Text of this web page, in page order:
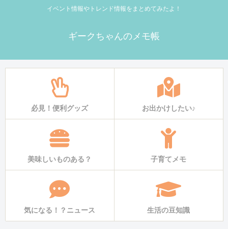
イベント情報やトレンド情報をまとめてみたよ！
ギークちゃんのメモ帳
必見！便利グッズ お出かけしたい♪
美味しいものある？ 子育てメモ
気になる！？ニュース 生活の豆知識